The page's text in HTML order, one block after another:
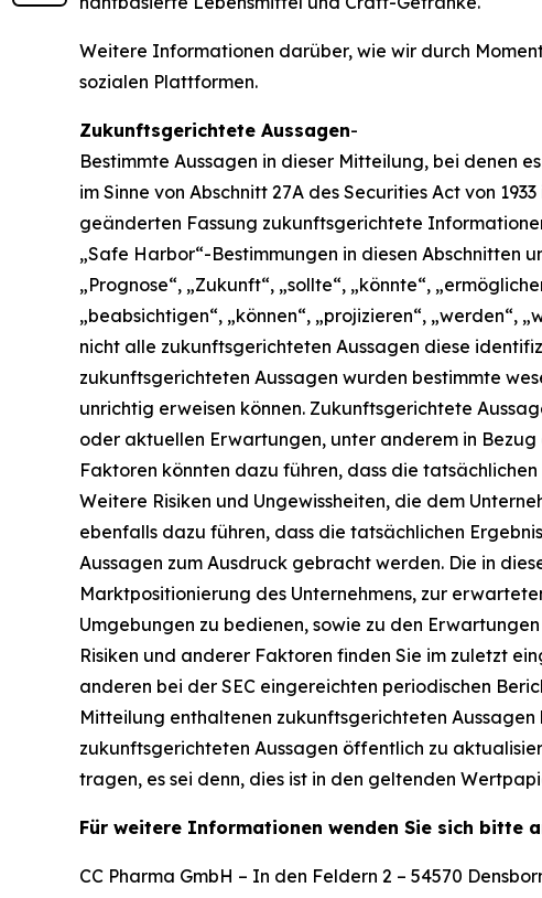
Weitere Informationen darüber, wie wir durch
sozialen Plattformen.
Zukunftsgerichtete Aussagen-
Bestimmte Aussagen in dieser Mitteilung, bei denen
im Sinne von Abschnitt 27A des Securities Act von
geänderten Fassung zukunftsgerichtete
„Safe Harbor“-Bestimmungen in diesen Abschnitten
„Prognose“, „Zukunft“, „sollte“, „könnte“,
„beabsichtigen“, „können“, „projizieren“,
nicht alle zukunftsgerichteten Aussagen diese
zukunftsgerichteten Aussagen wurden bestimmte
unrichtig erweisen können. Zukunftsgerichtete
oder aktuellen Erwartungen, unter anderem in
Faktoren könnten dazu führen, dass die
Weitere Risiken und Ungewissheiten, die dem
ebenfalls dazu führen, dass die tatsächlichen
Aussagen zum Ausdruck gebracht werden. Die in
Marktpositionierung des Unternehmens, zur
Umgebungen zu bedienen, sowie zu den
Risiken und anderer Faktoren finden Sie im zuletzt
anderen bei der SEC eingereichten periodischen
Mitteilung enthaltenen zukunftsgerichteten
zukunftsgerichteten Aussagen öffentlich zu
tragen, es sei denn, dies ist in den geltenden
Für weitere Informationen wenden Sie sich bitte
CC Pharma GmbH – In den Feldern 2 – 54570